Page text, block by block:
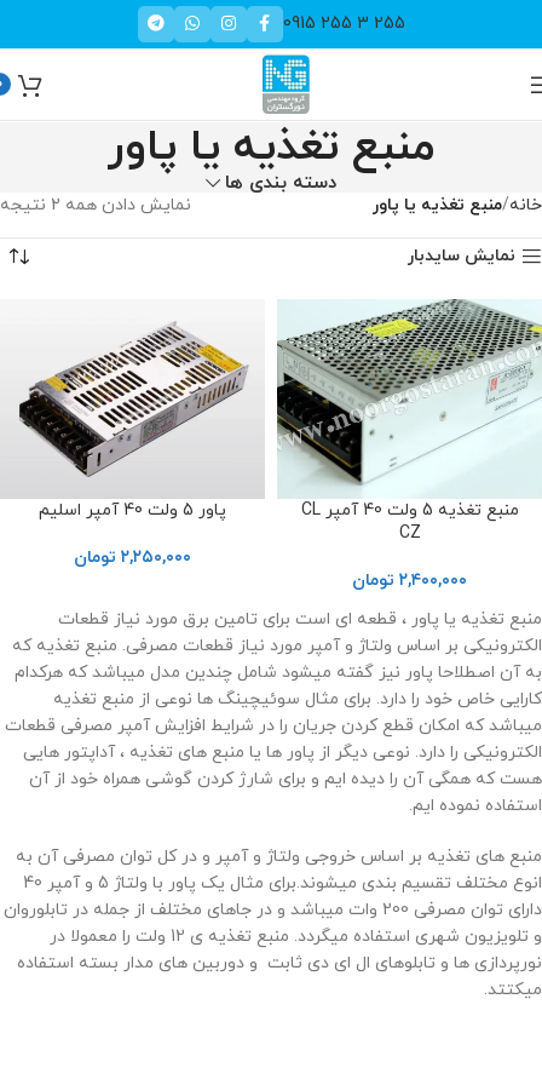
255 3 255 0915
منبع تغذیه یا پاور
دسته بندی ها
خانه منبع تغذیه یا پاور نمایش دادن همه 2 نتیجه
نمایش سایدبار
منبع تغذیه 5 ولت 40 آمپر CL
CZ
۲,۴۰۰,۰۰۰ تومان
پاور 5 ولت 40 آمپر اسلیم
۲,۲۵۰,۰۰۰ تومان
منبع تغذیه یا پاور ، قطعه ای است برای تامین برق مورد نیاز قطعات
الکترونیکی بر اساس ولتاژ و آمپر مورد نیاز قطعات مصرفی. منبع تغذیه که
به آن اصطلاحا پاور نیز گفته میشود شامل چندین مدل میباشد که هرکدام
کارایی خاص خود را دارد. برای مثال سوئیچینگ ها نوعی از منبع تغذیه
میباشد که امکان قطع کردن جریان را در شرایط افزایش آمپر مصرفی قطعات
الکترونیکی را دارد. نوعی دیگر از پاور ها یا منبع های تغذیه ، آداپتور هایی
هست که همگی آن را دیده ایم و برای شارژ کردن گوشی همراه خود از آن
استفاده نموده ایم.
منبع های تغذیه بر اساس خروجی ولتاژ و آمپر و در کل توان مصرفی آن به
انوع مختلف تقسیم بندی میشوند.برای مثال یک پاور با ولتاژ 5 و آمپر 40
دارای توان مصرفی 200 وات میباشد و در جاهای مختلف از جمله در تابلوروان
و تلویزیون شهری استفاده میگردد. منبع تغذیه ی 12 ولت را معمولا در
نورپردازی ها و تابلوهای ال ای دی ثابت و دوربین های مدار بسته استفاده
میکتتد.